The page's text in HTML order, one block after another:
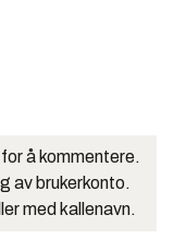
å kommentere.
av brukerkonto.
med kallenavn.